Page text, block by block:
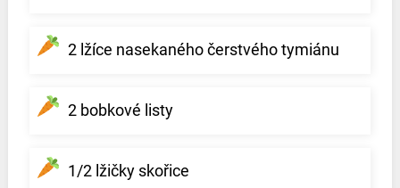
2 lžíce nasekaného čerstvého tymiánu
2 bobkové listy
1/2 lžičky skořice